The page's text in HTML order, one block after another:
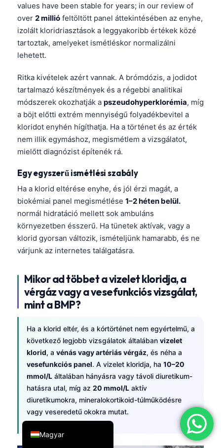
values have been stable for years; in our review of
over 2 millió feltöltött panel áttekintésében az enyhe,
izolált kloridriasztások a leggyakoribb értékek közé
tartoztak, amelyeket ismétléskor normalizálni
lehetett.
Ritka kivételek azért vannak. A brómdózis, a jodidot
tartalmazó készítmények és a régebbi analitikai
módszerek okozhatják a pszeudohyperklorémia, míg
a böjt előtti extrém mennyiségű folyadékbevitel a
kloridot enyhén hígíthatja. Ha a történet és az érték
nem illik egymáshoz, megismétlem a vizsgálatot,
mielőtt diagnózist építenék rá.
Egy egyszerű ismétlési szabály
Ha a klorid eltérése enyhe, és jól érzi magát, a
biokémiai panel megismétlése 1–2 héten belül.
normál hidratáció mellett sok ambuláns
környezetben ésszerű. Ha tünetek aktívak, vagy a
klorid gyorsan változik, ismételjünk hamarabb, és ne
várjunk az internetes találgatásra.
Mikor ad többet a vizelet kloridja, a
vérgáz vagy a vesefunkciós vizsgálat,
mint a BMP?
Ha a klorid eltér, és a kórtörténet nem egyértelmű, a
következő legjobb vizsgálatok általában vizelet
klorid, a vénás vagy artériás vérgáz, és néha a
vesefunkciós panel. A vizelet kloridja, ha 10–20
mmol/L általában hányásra vagy távoli diuretikum-
hatásra utal, míg az 20 mmol/L aktív
diuretikumokra, mineralokortikoid-túlműködésre
vagy veseredetű okokra mutat.
Magyar
English
Deutsch
العربية
Français
עִבְרִית
Italiano
Português
Ελληνικά
Română
简体中文
فارسی
Български
Dansk
Nederlands
हिन्दी
Bahasa Indonesia
Հայերեն
Íslenska
Српски језик
Svenska
Bosanski
Azərbaycan dili
Eesti
日本語